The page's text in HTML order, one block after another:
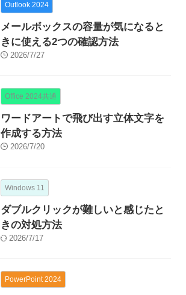
Outlook 2024
メールボックスの容量が気になると
きに使える2つの確認方法
2026/7/27
Office 2024共通
ワードアートで飛び出す立体文字を
作成する方法
2026/7/20
Windows 11
ダブルクリックが難しいと感じたと
きの対処方法
2026/7/17
PowerPoint 2024